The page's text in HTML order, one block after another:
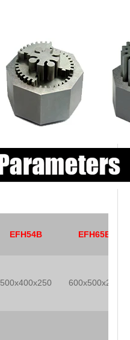
EFH54B EFH65B
500x400x250 600x500x250